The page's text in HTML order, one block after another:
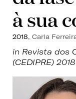
à sua
2018, Carla
in Revista dos
(CEDIPRE) 2018